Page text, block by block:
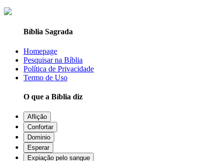
Bíblia Sagrada
Homepage
Pesquisar na Bíblia
Política de Privacidade
Termo de Uso
O que a Bíblia diz
Aflição
Confortar
Dominio
Esperar
Expiação pelo sangue